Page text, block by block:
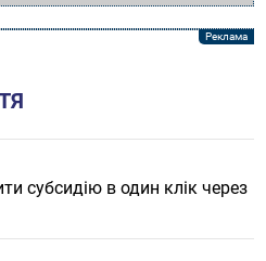
субсидію в один клік через